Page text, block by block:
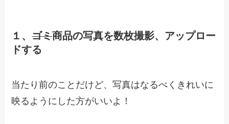
１、ゴミ商品の写真を数枚撮影、アップロー
ドする
当たり前のことだけど、写真はなるべくきれいに
映るようにした方がいいよ！